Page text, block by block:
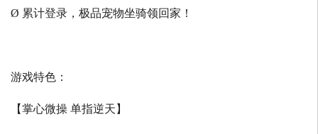
Ø 累计登录，极品宠物坐骑领回家！
游戏特色：
【掌心微操 单指逆天】